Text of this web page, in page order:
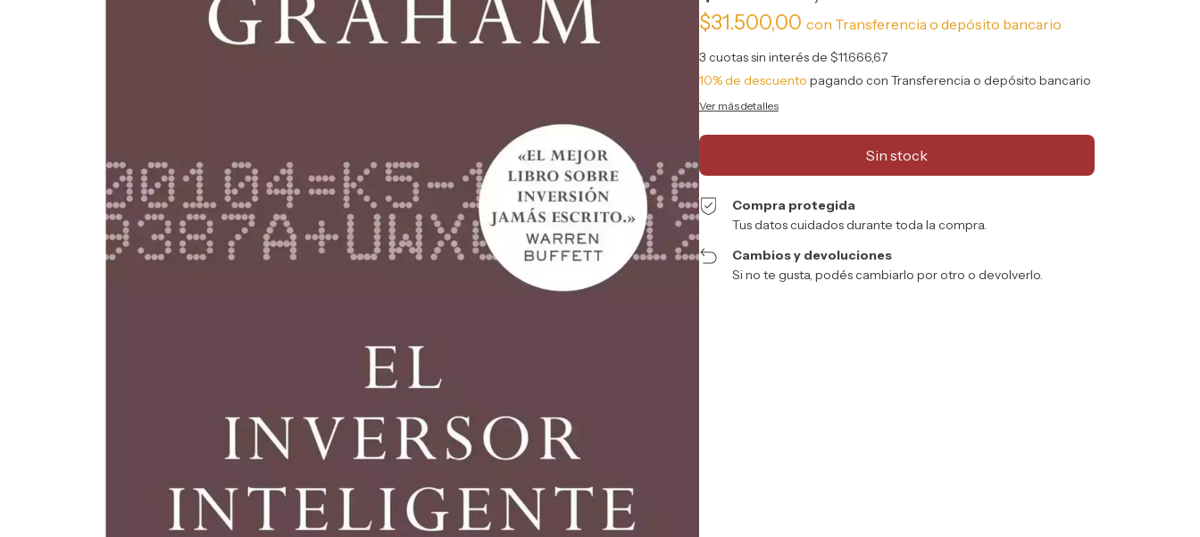
$31.500,00 con Transferencia o depósito bancario
3 cuotas sin interés de $11.666,67
10% de descuento pagando con Transferencia o depósito bancario
Ver más detalles
Compra protegida
Tus datos cuidados durante toda la compra.
Cambios y devoluciones
Si no te gusta, podés cambiarlo por otro o devolverlo.